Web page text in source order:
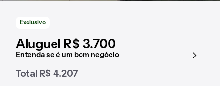
Exclusivo
Aluguel R$ 3.700
Entenda se é um bom negócio
Total R$ 4.207